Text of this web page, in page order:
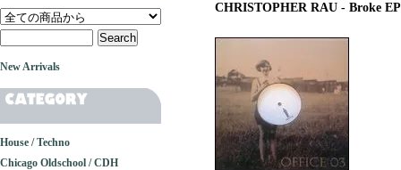
CHRISTOPHER RAU - Broke EP
New Arrivals
House / Techno
Chicago Oldschool / CDH